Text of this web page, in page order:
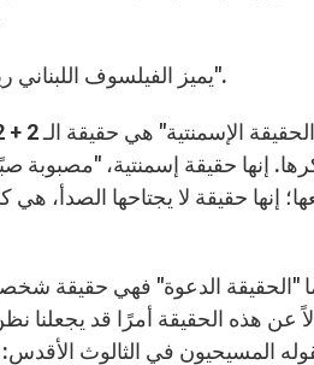
يميز الفيلسوف اللبناني رينيه حبشي بين نوعين أساسيين من الحقيقة: "الحقيقة-الإسمنتية" و "الحقيقة-الدعوة".
إنها حقيقة إسمنتية،
إنها حقيقة لا يجتاحها الصدأ،
"الحقيقة الدعوة" فهي حقيقة
المسيحيون في الثالوث